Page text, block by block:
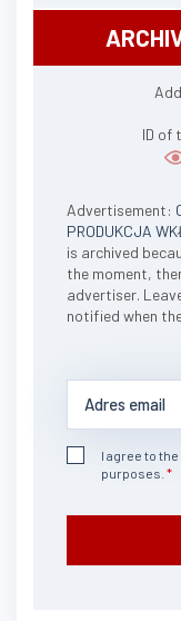
ID of
Advertisement:
PRODUKCJA
is archived
the moment,
advertiser.
notified when
I agree to
purposes.